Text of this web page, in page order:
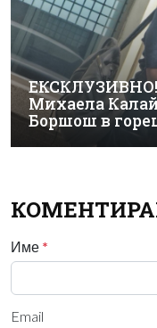
Михаела
Боршош в
Име *
Email